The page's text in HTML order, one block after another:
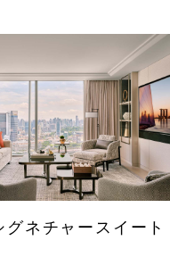
グネチャースイート